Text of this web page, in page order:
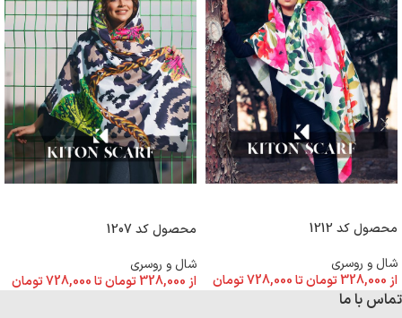
محصول کد 1212
شال و روسری
از 328,000تومانتا728,000تومان
محصول کد 1207
شال و روسری
از 328,000تومانتا728,000تومان
تماس با ما